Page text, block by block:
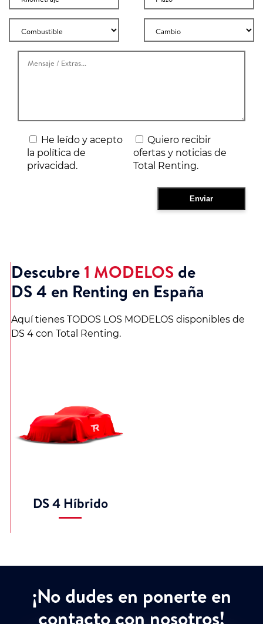
He leído y acepto
la política de
privacidad.
Quiero recibir
ofertas y noticias de
Total Renting.
Descubre 1 MODELOS de
DS 4 en Renting en España
Aquí tienes TODOS LOS MODELOS disponibles de
DS 4 con Total Renting.
DS 4 Híbrido
¡No dudes en ponerte en
contacto con nosotros!